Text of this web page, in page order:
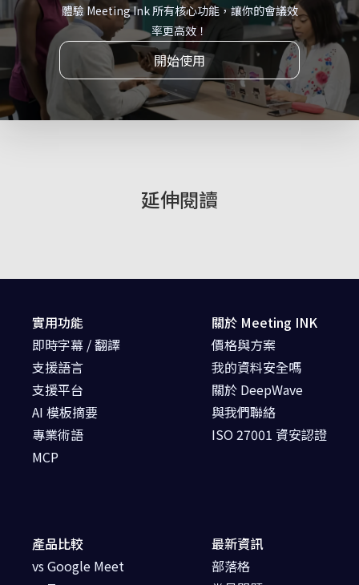
體驗 Meeting Ink 所有核心功能，讓你的會議效
率更高效！
開始使用
延伸閱讀
實用功能
即時字幕 / 翻譯
支援語言
支援平台
AI 模板摘要
專業術語
MCP
最新資訊
部落格
產品比較
vs Google Meet
關於 Meeting INK
價格與方案
我的資料安全嗎
關於 DeepWave
與我們聯絡
ISO 27001 資安認證